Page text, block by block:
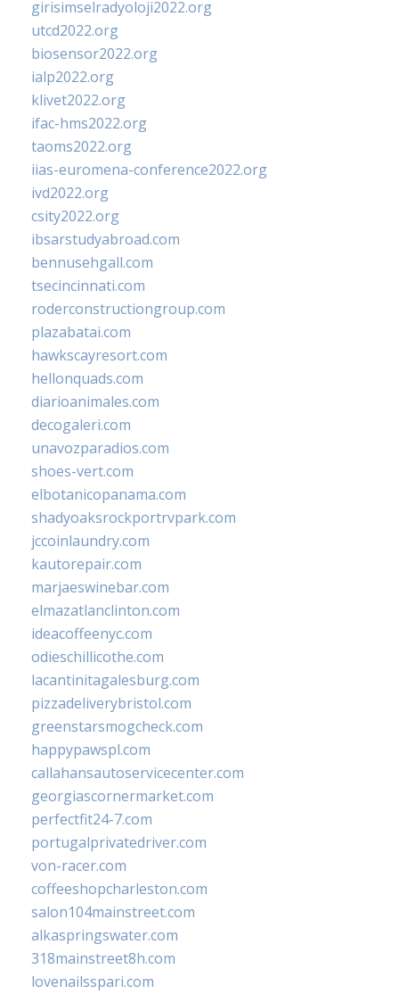
girisimselradyoloji2022.org
utcd2022.org
biosensor2022.org
ialp2022.org
klivet2022.org
ifac-hms2022.org
taoms2022.org
iias-euromena-conference2022.org
ivd2022.org
csity2022.org
ibsarstudyabroad.com
bennusehgall.com
tsecincinnati.com
roderconstructiongroup.com
plazabatai.com
hawkscayresort.com
hellonquads.com
diarioanimales.com
decogaleri.com
unavozparadios.com
shoes-vert.com
elbotanicopanama.com
shadyoaksrockportrvpark.com
jccoinlaundry.com
kautorepair.com
marjaeswinebar.com
elmazatlanclinton.com
ideacoffeenyc.com
odieschillicothe.com
lacantinitagalesburg.com
pizzadeliverybristol.com
greenstarsmogcheck.com
happypawspl.com
callahansautoservicecenter.com
georgiascornermarket.com
perfectfit24-7.com
portugalprivatedriver.com
von-racer.com
coffeeshopcharleston.com
salon104mainstreet.com
alkaspringswater.com
318mainstreet8h.com
lovenailsspari.com